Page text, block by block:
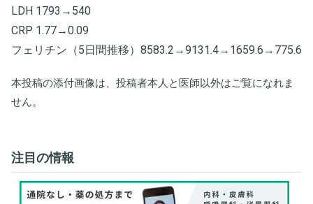
LDH 1793→540
CRP 1.77→0.09
フェリチン（5日間推移）8583.2→9131.4→1659.6→775.6
本投稿の添付画像は、投稿者本人と医師以外はご覧になれま
せん。
注目の情報